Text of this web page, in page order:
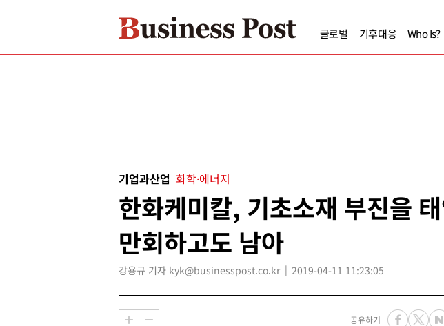
글로벌 기후대응 Who Is?
기업과산업 화학·에너지
한화케미칼, 기초소재 부진을
만회하고도 남아
강용규 기자 kyk@businesspost.co.kr 2019-04-11 11:23:05
공유하기